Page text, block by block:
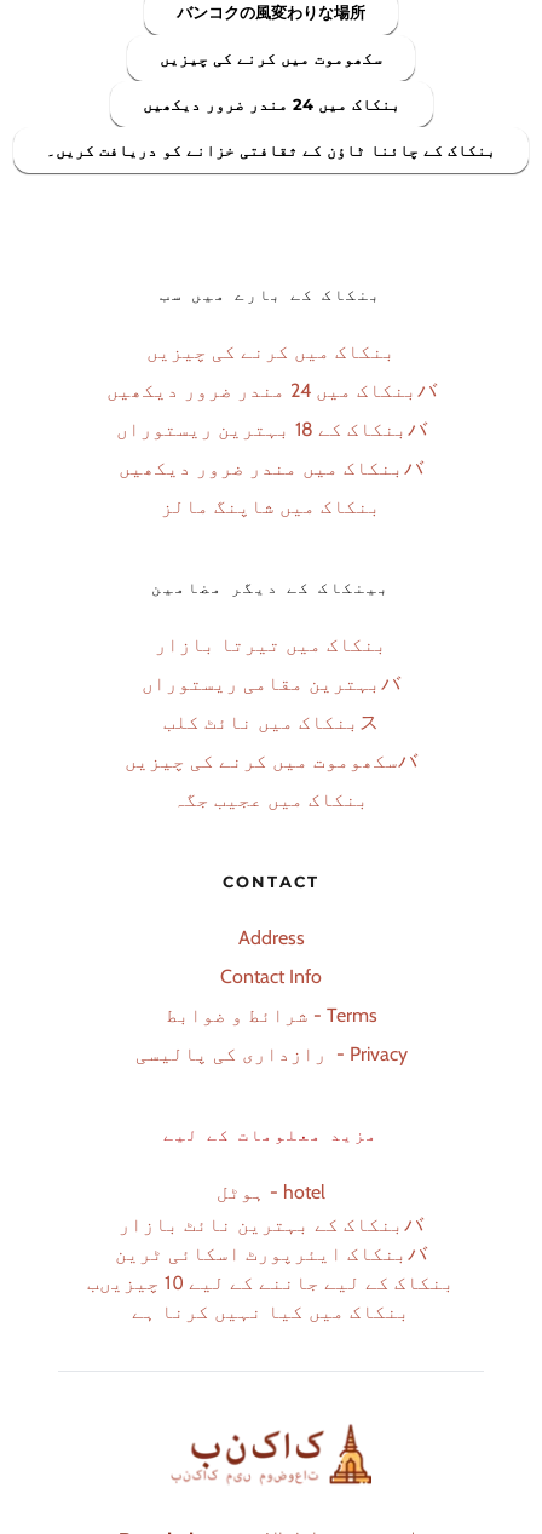
バンコクの風変わりな場所
سکھوموت میں کرنے کی چیزیں
بنکاک میں 24 مندر ضرور دیکھیں
بنکاک کے چائنا ٹاؤن کے ثقافتی خزانے کو دریافت کریں۔
بنکاک کے بارے میں سب
بنکاک میں کرنے کی چیزیں
بنکاک میں 24 مندر ضرور دیکھیں バ
بنکاک کے 18 بہترین ریستوراں バ
بنکاک میں مندر ضرور دیکھیں バ
بنکاک میں شاپنگ مالز
بینکاک کے دیگر مضامین
بنکاک میں تیرتا بازار
بہترین مقامی ریستوراں バ
بنکاک میں نائٹ کلب ス
سکھوموت میں کرنے کی چیزیںバ
بنکاک میں عجیب جگہ
CONTACT
Address
Contact Info
شرائط و ضوابط - Terms
رازداری کی پالیسی  - Privacy
مزید معلومات کے لیے
ہوٹل - hotel
بنکاک کے بہترین نائٹ بازار バ
بنکاک ایئرپورٹ اسکائی ٹرین バ
بنکاک کے لیے جاننے کے لیے 10 چیزیںب
بنکاک میں کیا نہیں کرنا ہے